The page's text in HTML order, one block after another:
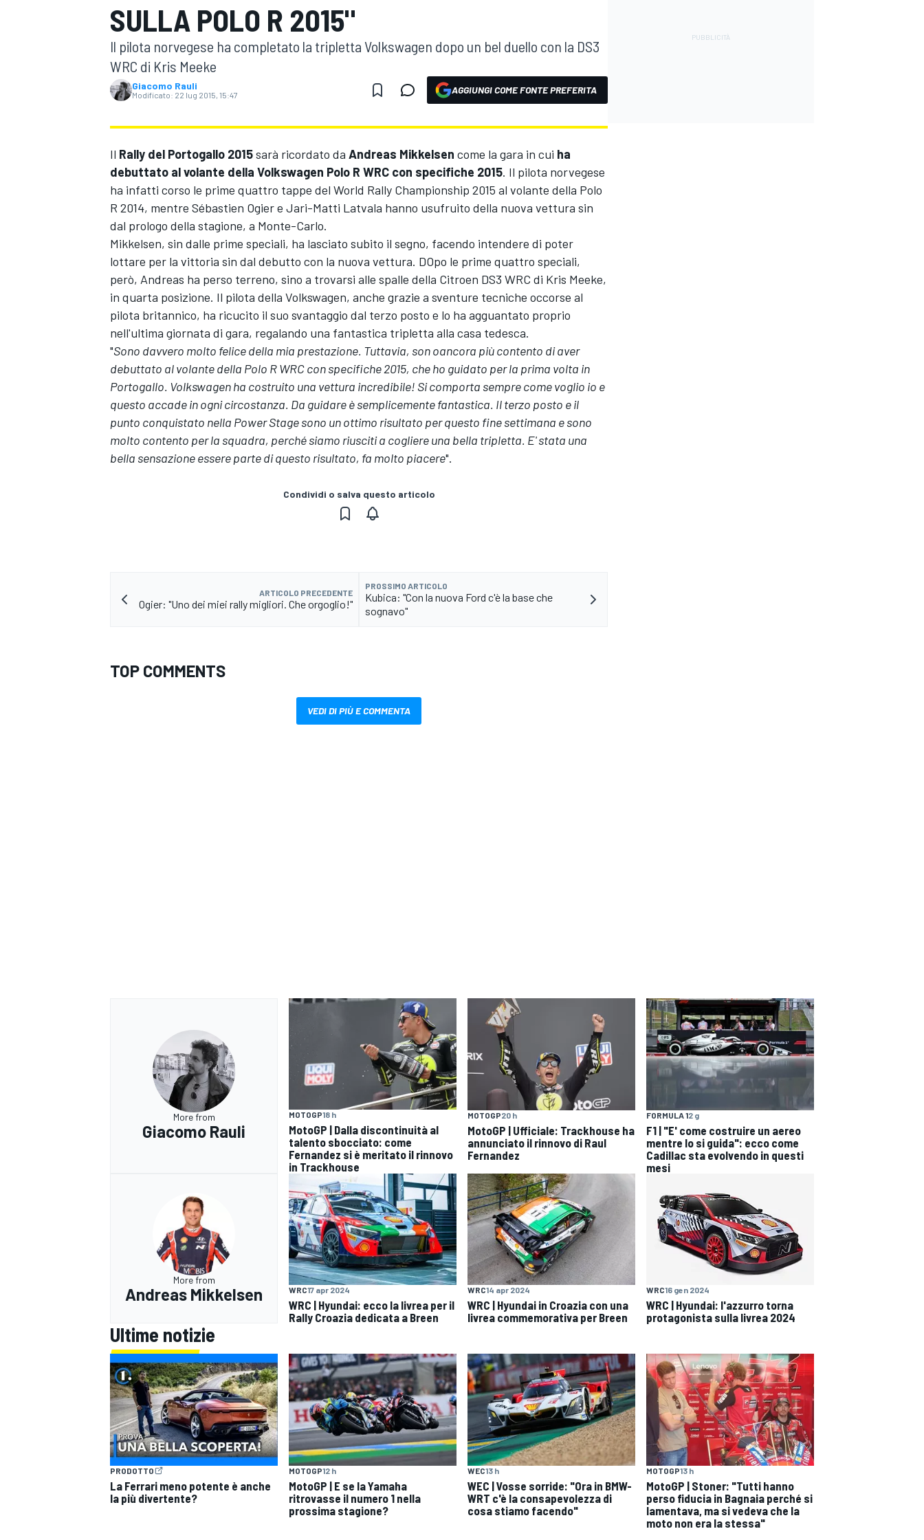
MOTOGP WEC
WRC
MONOPOSTO
MONOMARCA
SULLA POLO R 2015"
Il pilota norvegese ha completato la tripletta Volkswagen dopo un bel duello con la DS3
WRC di Kris Meeke
Giacomo Rauli
Modificato: 22 lug 2015, 15:47 AGGIUNGI COME FONTE PREFERITA
Il Rally del Portogallo 2015sarà ricordato da Andreas Mikkelsen come la gara in cui ha
debuttato al volante della Volkswagen Polo R WRC con specifiche 2015. Il pilota norvegese
ha infatti corso le prime quattro tappe del World Rally Championship 2015 al volante della Polo
R 2014, mentre Sébastien Ogier e Jari-Matti Latvala hanno usufruito della nuova vettura sin
dal prologo della stagione, a Monte-Carlo.
Mikkelsen, sin dalle prime speciali, ha lasciato subito il segno, facendo intendere di poter
lottare per la vittoria sin dal debutto con la nuova vettura. DOpo le prime quattro speciali,
però, Andreas ha perso terreno, sino a trovarsi alle spalle della Citroen DS3 WRC di Kris Meeke,
in quarta posizione. Il pilota della Volkswagen, anche grazie a sventure tecniche occorse al
pilota britannico, ha ricucito il suo svantaggio dal terzo posto e lo ha agguantato proprio
nell'ultima giornata di gara, regalando una fantastica tripletta alla casa tedesca.
"Sono davvero molto felice della mia prestazione. Tuttavia, son oancora più contento di aver
debuttato al volante della Polo R WRC con specifiche 2015, che ho guidato per la prima volta in
Portogallo. Volkswagen ha costruito una vettura incredibile! Si comporta sempre come voglio io e
questo accade in ogni circostanza. Da guidare è semplicemente fantastica. Il terzo posto e il
punto conquistato nella Power Stage sono un ottimo risultato per questo fine settimana e sono
molto contento per la squadra, perché siamo riusciti a cogliere una bella tripletta. E' stata una
bella sensazione essere parte di questo risultato, fa molto piacere".
Condividi o salva questo articolo
ARTICOLO PRECEDENTE
Ogier: "Uno dei miei rally migliori. Che orgoglio!"
PROSSIMO ARTICOLO
Kubica: "Con la nuova Ford c'è la base che
sognavo"
TOP COMMENTS
VEDI DI PIÙ E COMMENTA
More from
Giacomo Rauli
MOTOGP18 h
MotoGP | Dalla discontinuità al
talento sbocciato: come
Fernandez si è meritato il rinnovo
in Trackhouse
MOTOGP20 h
MotoGP | Ufficiale: Trackhouse ha
annunciato il rinnovo di Raul
Fernandez
FORMULA 12 g
F1 | "E' come costruire un aereo
mentre lo si guida": ecco come
Cadillac sta evolvendo in questi
mesi
More from
Andreas Mikkelsen WRC17 apr 2024
WRC | Hyundai: ecco la livrea per il
Rally Croazia dedicata a Breen
WRC14 apr 2024
WRC | Hyundai in Croazia con una
livrea commemorativa per Breen
WRC16 gen 2024
WRC | Hyundai: l'azzurro torna
protagonista sulla livrea 2024
Ultime notizie
PRODOTTO
La Ferrari meno potente è anche
la più divertente?
MOTOGP12 h
MotoGP | E se la Yamaha
ritrovasse il numero 1 nella
prossima stagione?
WEC13 h
WEC | Vosse sorride: "Ora in BMW-
WRT c'è la consapevolezza di
cosa stiamo facendo"
MOTOGP13 h
MotoGP | Stoner: "Tutti hanno
perso fiducia in Bagnaia perché si
lamentava, ma si vedeva che la
moto non era la stessa"